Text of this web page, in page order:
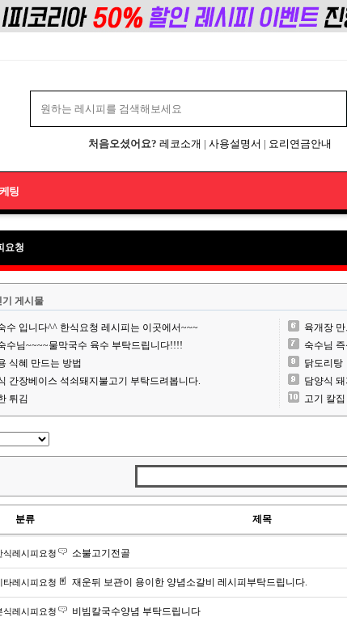
처음오셨어요? 레코소개 | 사용설명서 | 요리연금안내
팅
요청
게시물
수 입니다^^ 한식요청 레시피는 이곳에서~~~
수님~~~~물막국수 육수 부탁드립니다!!!!
식혜 만드는 방법
간장베이스 석쇠돼지불고기 부탁드려봅니다.
튀김
육개장
숙수님
닭도리탕
담양식 돼
고기 칼
분류 제목
식레시피요청 소불고기전골
타레시피요청 재운뒤 보관이 용이한 양념소갈비 레시피부탁드립니다.
식레시피요청 비빔칼국수양념 부탁드립니다